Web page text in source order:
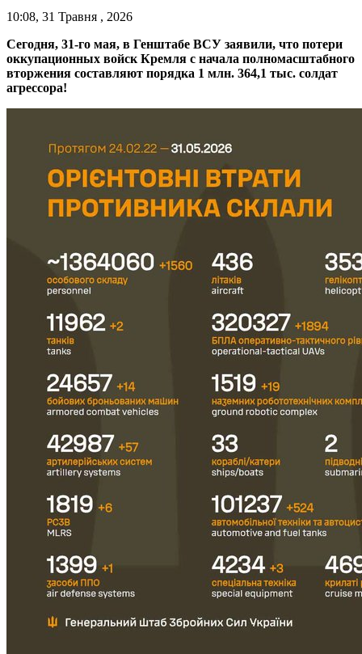
10:08, 31 Травня , 2026
Сегодня, 31-го мая, в Генштабе ВСУ заявили, что потери
оккупационных войск Кремля с начала полномасштабного
вторжения составляют порядка 1 млн. 364,1 тыс. солдат
агрессора!